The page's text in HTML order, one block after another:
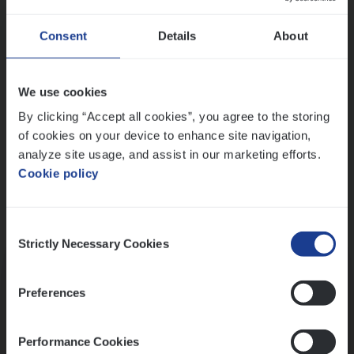
Consent Details About
We use cookies
By clicking “Accept all cookies”, you agree to the storing
of cookies on your device to enhance site navigation,
analyze site usage, and assist in our marketing efforts.
Cookie policy
Selection
Strictly Necessary Cookies
Preferences
Performance Cookies
Ons sollicitatieproces